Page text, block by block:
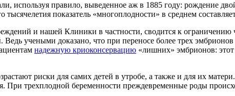
используя правило, выведенное аж в 1885 году: рождение
показатель «многоплодности» в среднем
и нашей Клиники в частности, сводится к
учеными доказано, что при переносе более трех
надежную криоконсервацию «лишних» эмбрионов:
риски для самих детей в утробе, а также и для их
трехплодной беременности преждевременные роды